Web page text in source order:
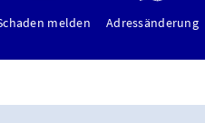
melden Adressänderung